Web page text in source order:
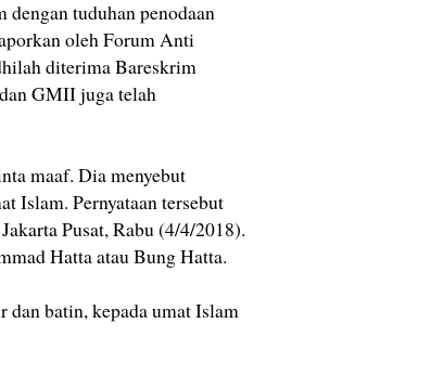
tuduhan penodaan
oleh Forum Anti
diterima Bareskrim
GMII juga telah
maaf. Dia menyebut
Islam. Pernyataan tersebut
Pusat, Rabu (4/4/2018).
Hatta atau Bung Hatta.
batin, kepada umat Islam